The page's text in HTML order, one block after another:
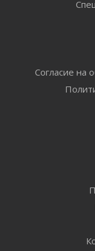
Согласие на